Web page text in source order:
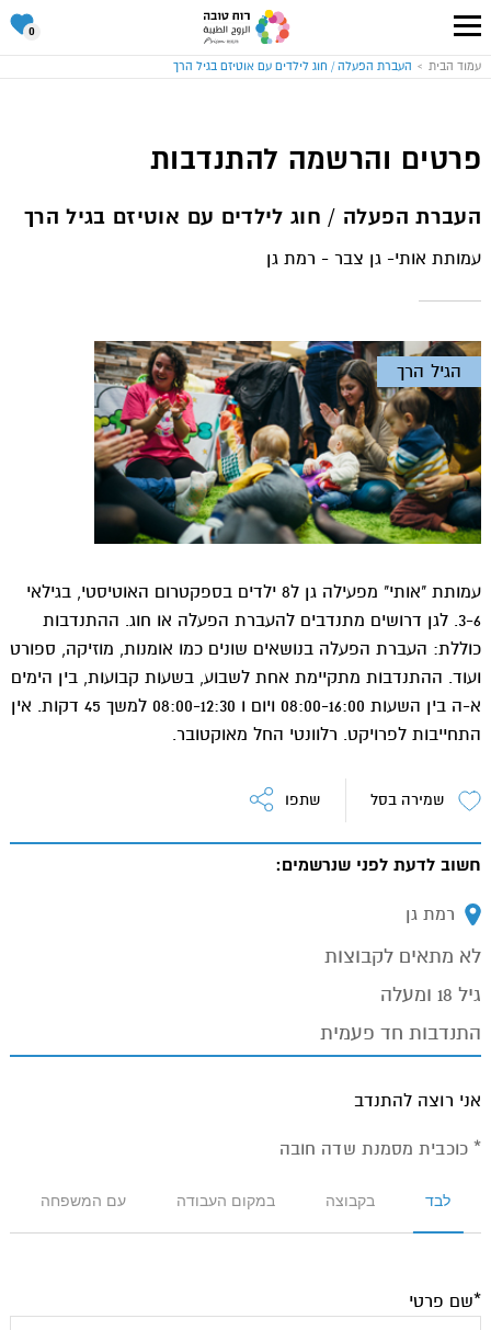
עבור
לעמוד
טובה
0
סל
שלי
עמוד הבית העברת הפעלה / חוג לילדים עם אוטיזם בגיל הרך
פרטים והרשמה להתנדבות
העברת הפעלה / חוג לילדים עם אוטיזם בגיל הרך
עמותת אותי- גן צבר - רמת גן
הגיל הרך
עמותת "אותי" מפעילה גן ל8 ילדים בספקטרום האוטיסטי, בגילאי
3-6. לגן דרושים מתנדבים להעברת הפעלה או חוג. ההתנדבות
כוללת: העברת הפעלה בנושאים שונים כמו אומנות, מוזיקה, ספורט
ועוד. ההתנדבות מתקיימת אחת לשבוע, בשעות קבועות, בין הימים
א-ה בין השעות 08:00-16:00 ויום ו 08:00-12:30 למשך 45 דקות. אין
התחייבות לפרויקט. רלוונטי החל מאוקטובר.
שמירה בסל שתפו
חשוב לדעת לפני שנרשמים:
מיקום:
רמת גן
לא מתאים לקבוצות
גיל 18 ומעלה
התנדבות חד פעמית
אני רוצה להתנדב
* כוכבית מסמנת שדה חובה
לבד בקבוצה במקום העבודה עם המשפחה
*שם פרטי